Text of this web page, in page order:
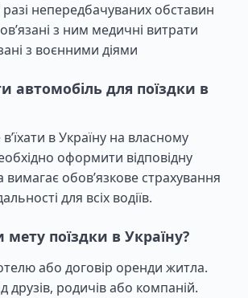
разі непередбачуваних обставин
з ним медичні витрати
з воєнними діями
автомобіль для поїздки в
в Україну на власному
оформити відповідну
вимагає обов’язкове страхування
для всіх водіїв.
мету поїздки в Україну?
або договір оренди житла.
друзів, родичів або компаній.